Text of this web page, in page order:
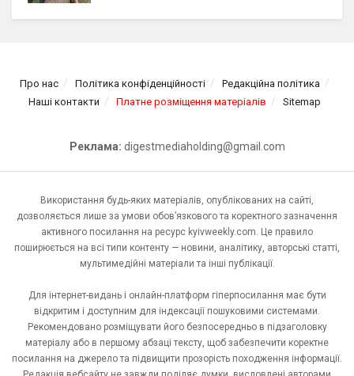
Про нас Політика конфіденційності
Редакційна політика
Наші контакти
Платне розміщення матеріалів Sitemap
Реклама: digestmediaholding@gmail.com
Використання будь-яких матеріалів, опублікованих на сайті,
дозволяється лише за умови обов’язкового та коректного зазначення
активного посилання на ресурс kyivweekly.com. Це правило
поширюється на всі типи контенту — новини, аналітику, авторські статті,
мультимедійні матеріали та інші публікації.
Для інтернет-видань і онлайн-платформ гіперпосилання має бути
відкритим і доступним для індексації пошуковими системами.
Рекомендовано розміщувати його безпосередньо в підзаголовку
матеріалу або в першому абзаці тексту, щоб забезпечити коректне
посилання на джерело та підвищити прозорість походження інформації.